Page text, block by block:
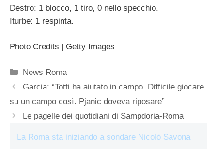
Destro: 1 blocco, 1 tiro, 0 nello specchio.
Iturbe: 1 respinta.
Photo Credits | Getty Images
Categorie
News Roma
Garcia: “Totti ha aiutato in campo. Difficile giocare
su un campo così. Pjanic doveva riposare”
Le pagelle dei quotidiani di Sampdoria-Roma
La Roma sta iniziando a sondare Nicolò Savona